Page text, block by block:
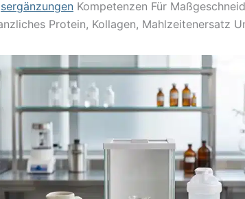
Kompetenzen Für
Protein, Kollagen, Mahlzeitenersatz